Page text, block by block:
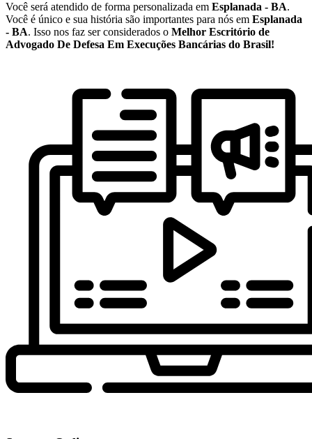
Você será atendido de forma personalizada em Esplanada - BA.
Você é único e sua história são importantes para nós em Esplanada
- BA. Isso nos faz ser considerados o Melhor Escritório de
Advogado De Defesa Em Execuções Bancárias do Brasil!